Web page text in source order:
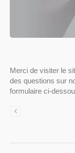
Merci de visiter le
des questions sur
formulaire ci-